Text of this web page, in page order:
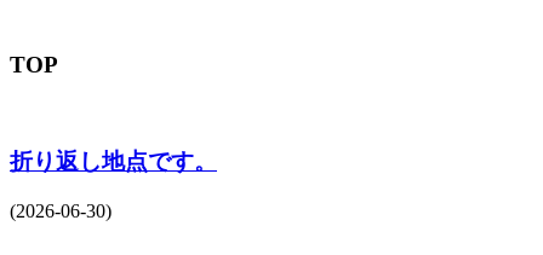
TOP
折り返し地点です。
(2026-06-30)